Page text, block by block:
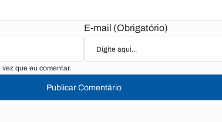
E-mail (Obrigatório)
que eu comentar.
Publicar Comentário